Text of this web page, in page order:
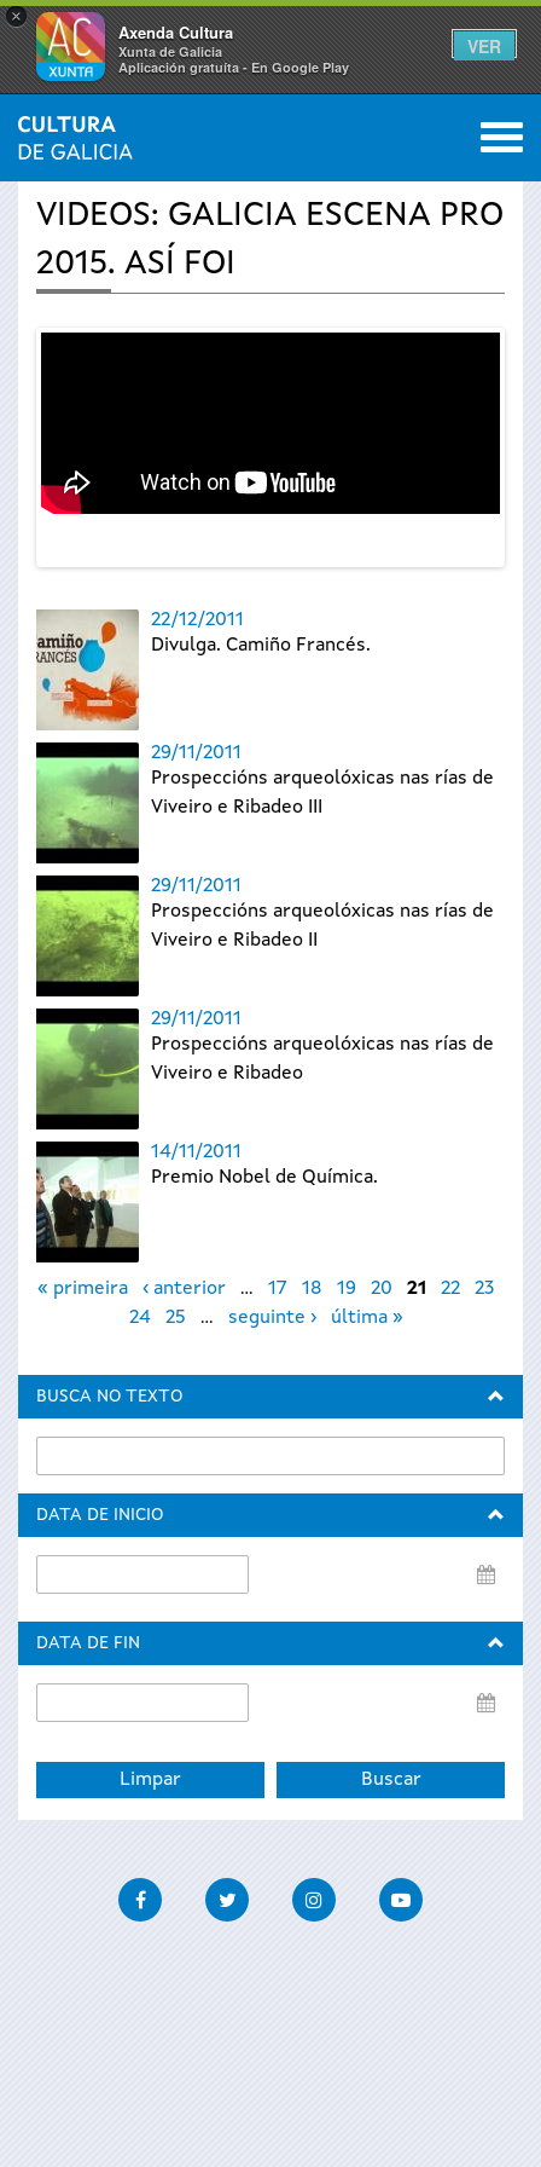
×
Axenda Cultura
Xunta de Galicia
Aplicación gratuíta - En Google Play
VER
Vostede
aquí
INICIO › ACTUALIDADE 0
VIDEOS: GALICIA ESCENA PRO
2015. ASÍ FOI
22/12/2011
Divulga. Camiño Francés.
29/11/2011
Prospeccións arqueolóxicas nas rías de
Viveiro e Ribadeo III
29/11/2011
Prospeccións arqueolóxicas nas rías de
Viveiro e Ribadeo II
29/11/2011
Prospeccións arqueolóxicas nas rías de
Viveiro e Ribadeo
14/11/2011
Premio Nobel de Química.
Páxinas
« primeira ‹ anterior … 17 18 19 20 21 22
23
24
25 … seguinte › última »
BUSCA NO TEXTO
DATA DE INICIO
de
DATA DE FIN
de
FacebookTwitter InstagramYoutube